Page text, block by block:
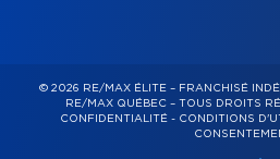
© 2026 RE/MAX ÉLITE – FRANCHISÉ
RE/MAX QUÉBEC – TOUS DROITS
CONFIDENTIALITÉ- CONDITIONS